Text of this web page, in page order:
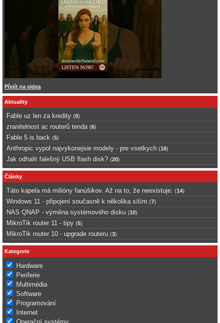
Přejít na videa
Aktuality
Fable uz len za kredity (0)
zranitelnost ac routerů tenda (6)
Fable 5 is back (5)
Anthropic vypol najvykonejsie modely - pre vsetkych (16)
Jak odhalit falešný USB flash disk? (20)
Články
Táto kapela má milióny fanúšikov. Až na to, že neexistuje. (14)
Windows 11 - připojení současně k několika sítím (7)
NAS QNAP - výměna systémového disku (10)
MikroTik router 11 - tipy (5)
MikroTik router 10 - upgrade routeru (3)
Kategorie
Hardware
Periferie
Multimédia
Software
Programování
Internet